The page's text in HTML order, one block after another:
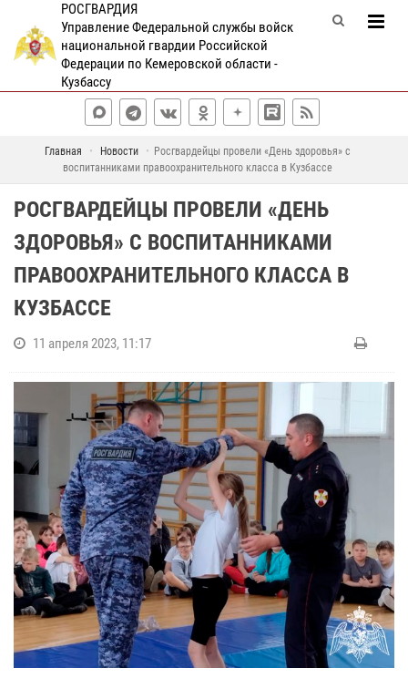
РОСГВАРДИЯ
Управление Федеральной службы войск
национальной гвардии Российской
Федерации по Кемеровской области -
Кузбассу
Главная Новости
Росгвардейцы провели «День здоровья» с
воспитанниками правоохранительного класса в Кузбассе
РОСГВАРДЕЙЦЫ ПРОВЕЛИ «ДЕНЬ
ЗДОРОВЬЯ» С ВОСПИТАННИКАМИ
ПРАВООХРАНИТЕЛЬНОГО КЛАССА В
КУЗБАССЕ
11 апреля 2023, 11:17